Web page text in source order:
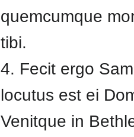
quemcumque
tibi.
4. Fecit ergo
locutus est ei
Venitque in